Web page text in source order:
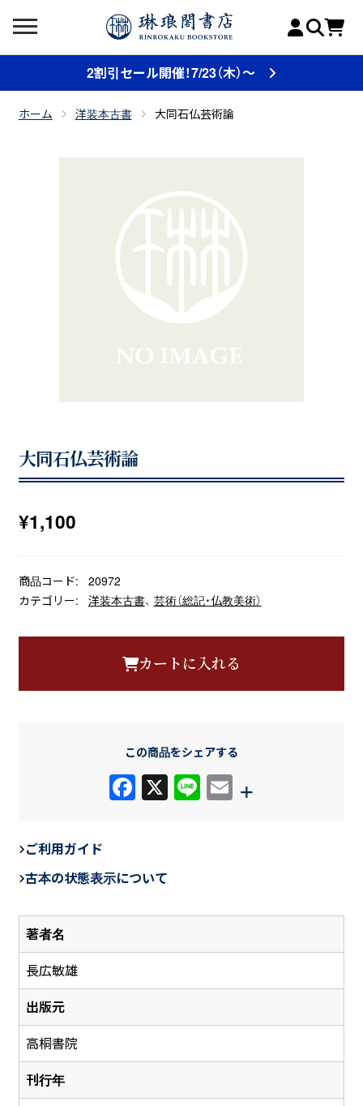
2割引セール開催！7/23（木）～
ホーム 洋装本古書 大同石仏芸術論
大同石仏芸術論
¥1,100
商品コード:
20972
カテゴリー:
洋装本古書、 芸術（総記・仏教美術）
著者名
長広敏雄
出版元
高桐書院
刊行年
カートに入れる
この商品をシェアする
F
e
b
o
o
X Li E
+
ご利用ガイド
古本の状態表示について